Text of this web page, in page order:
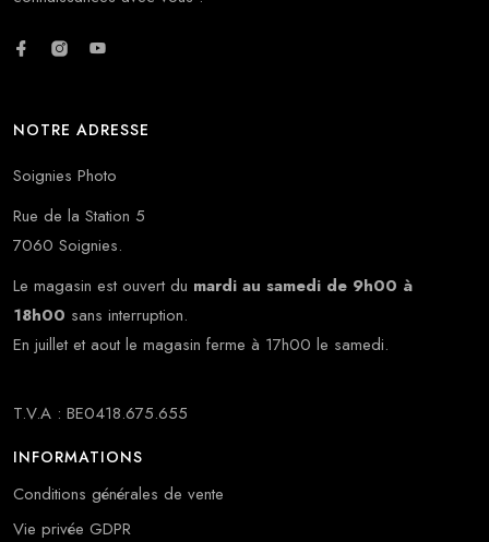
NOTRE ADRESSE
Soignies Photo
Rue de la Station 5
7060 Soignies.
Le magasin est ouvert du mardi au samedi de 9h00 à
18h00 sans interruption.
En juillet et aout le magasin ferme à 17h00 le samedi.
T.V.A : BE0418.675.655
INFORMATIONS
Conditions générales de vente
Vie privée GDPR